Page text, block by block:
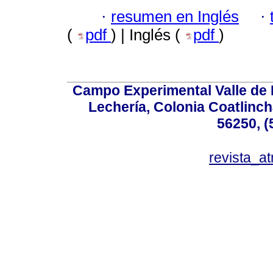
· resumen en Inglés ·
(
pdf ) | Inglés ( pdf )
Campo Experimental Valle
Lechería, Colonia
56250,